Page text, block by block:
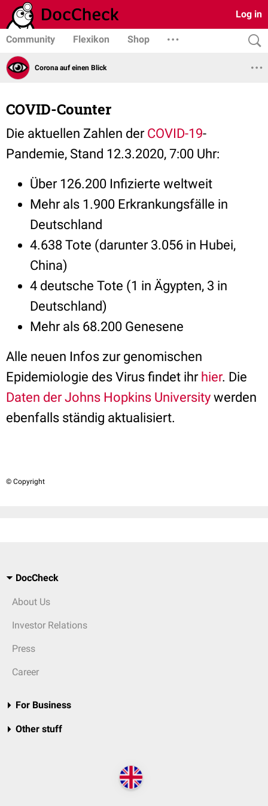
Log in
Community Flexikon Shop
Corona auf einen Blick
COVID-Counter
Die aktuellen Zahlen der COVID-19-
Pandemie, Stand 12.3.2020, 7:00 Uhr:
Über 126.200 Infizierte weltweit
Mehr als 1.900 Erkrankungsfälle in
Deutschland
4.638 Tote (darunter 3.056 in Hubei,
China)
4 deutsche Tote (1 in Ägypten, 3 in
Deutschland)
Mehr als 68.200 Genesene
Alle neuen Infos zur genomischen
Epidemiologie des Virus findet ihr hier. Die
Daten der Johns Hopkins University werden
ebenfalls ständig aktualisiert.
© Copyright
DocCheck
About Us
Investor Relations
Press
Career
For Business
Other stuff